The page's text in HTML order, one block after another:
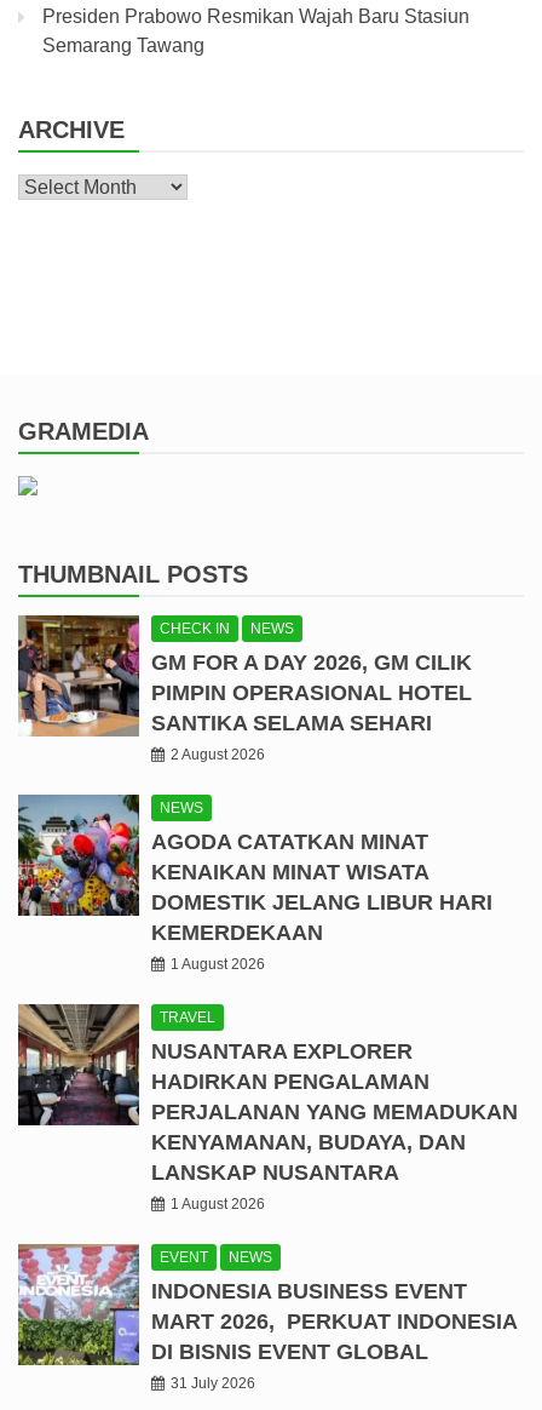
Presiden Prabowo Resmikan Wajah Baru Stasiun
Semarang Tawang
ARCHIVE
Archive
GRAMEDIA
THUMBNAIL POSTS
CHECK IN NEWS
GM FOR A DAY 2026, GM CILIK
PIMPIN OPERASIONAL HOTEL
SANTIKA SELAMA SEHARI
2 August 2026
NEWS
AGODA CATATKAN MINAT
KENAIKAN MINAT WISATA
DOMESTIK JELANG LIBUR HARI
KEMERDEKAAN
1 August 2026
TRAVEL
NUSANTARA EXPLORER
HADIRKAN PENGALAMAN
PERJALANAN YANG MEMADUKAN
KENYAMANAN, BUDAYA, DAN
LANSKAP NUSANTARA
1 August 2026
EVENT NEWS
INDONESIA BUSINESS EVENT
MART 2026, PERKUAT INDONESIA
DI BISNIS EVENT GLOBAL
31 July 2026